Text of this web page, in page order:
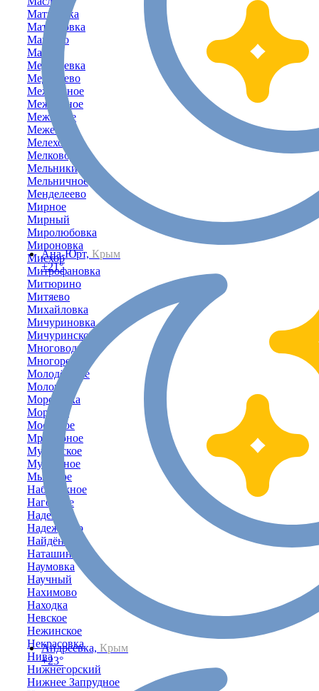
Ана-Юрт, Крым
+21°
Андреевка, Крым
+23°
Матвеевка
Матросовка
Машино
Маяк
Медведевка
Медведево
Межводное
Межгорное
Межгорье
Межевое
Мелехово
Мелководное
Мельники
Мельничное
Менделеево
Мирное
Мирный
Миролюбовка
Мироновка
Мисхор
Митрофановка
Митюрино
Митяево
Михайловка
Мичуриновка
Мичуринское
Многоводное
Многоречье
Молодёжное
Молочное
Морозовка
Морское
Мостовое
Мраморное
Муромское
Мускатное
Мысовое
Набережное
Нагорное
Надежда
Надеждино
Найдёновка
Наташино
Наумовка
Научный
Нахимово
Находка
Невское
Нежинское
Некрасовка
Нива
Нижнегорский
Нижнее Запрудное